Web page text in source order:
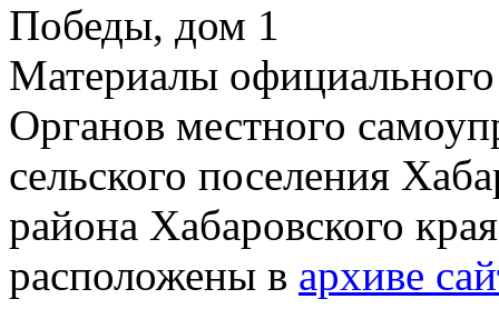
Победы, дом 1
Материалы
Органов местного
сельского поселения
района Хабаровского
расположены в архиве